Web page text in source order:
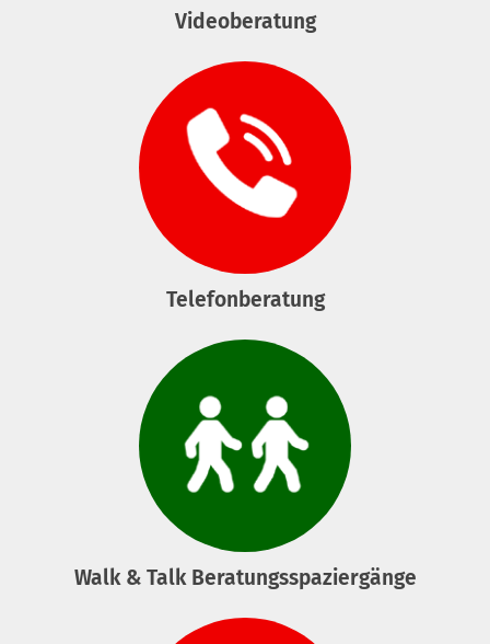
Videoberatung
Telefonberatung
Walk & Talk Beratungsspaziergänge